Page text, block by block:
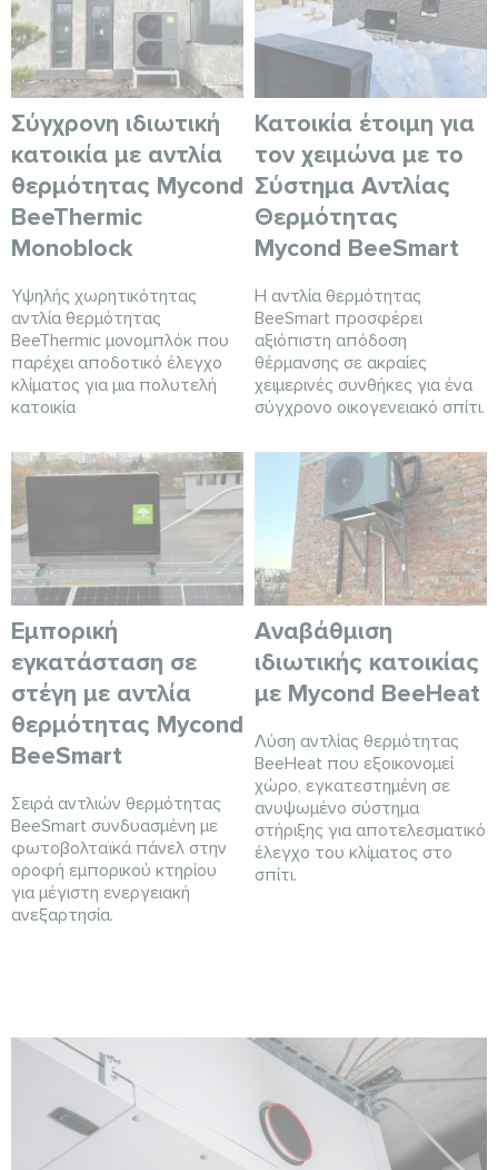
Σύγχρονη ιδιωτική
κατοικία με αντλία
θερμότητας Mycond
BeeThermic
Monoblock
Υψηλής χωρητικότητας
αντλία θερμότητας
BeeThermic μονομπλόκ που
παρέχει αποδοτικό έλεγχο
κλίματος για μια πολυτελή
κατοικία
Κατοικία έτοιμη για
τον χειμώνα με το
Σύστημα Αντλίας
Θερμότητας
Mycond BeeSmart
Η αντλία θερμότητας
BeeSmart προσφέρει
αξιόπιστη απόδοση
θέρμανσης σε ακραίες
χειμερινές συνθήκες για ένα
σύγχρονο οικογενειακό σπίτι.
Εμπορική
εγκατάσταση σε
στέγη με αντλία
θερμότητας Mycond
BeeSmart
Σειρά αντλιών θερμότητας
BeeSmart συνδυασμένη με
φωτοβολταϊκά πάνελ στην
οροφή εμπορικού κτηρίου
για μέγιστη ενεργειακή
ανεξαρτησία.
Αναβάθμιση
ιδιωτικής κατοικίας
με Mycond BeeHeat
Λύση αντλίας θερμότητας
BeeHeat που εξοικονομεί
χώρο, εγκατεστημένη σε
ανυψωμένο σύστημα
στήριξης για αποτελεσματικό
έλεγχο του κλίματος στο
σπίτι.